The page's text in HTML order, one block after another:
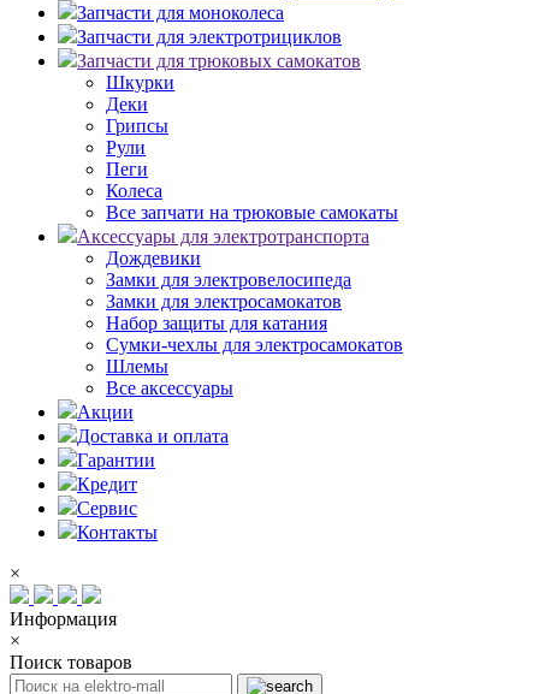
Запчасти для моноколеса
Запчасти для электротрициклов
Запчасти для трюковых самокатов
Шкурки
Деки
Грипсы
Рули
Пеги
Колеса
Все запчати на трюковые самокаты
Аксессуары для электротранспорта
Дождевики
Замки для электровелосипеда
Замки для электросамокатов
Набор защиты для катания
Сумки-чехлы для электросамокатов
Шлемы
Все аксессуары
Акции
Доставка и оплата
Гарантии
Кредит
Сервис
Контакты
×
Информация
×
Поиск товаров